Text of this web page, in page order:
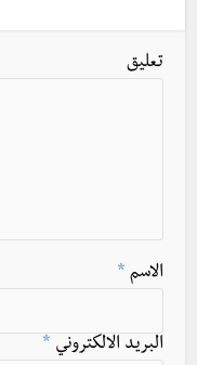
تعليق
الاسم *
البريد الالكتروني *